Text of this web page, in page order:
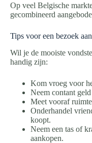
Op veel Belgische
gecombineerd
Tips voor een bezoek
Wil je de mooiste
handig zijn:
Kom vroeg voor
Neem contant geld
Meet vooraf
Onderhandel
koopt.
Neem een tas of
aankopen.